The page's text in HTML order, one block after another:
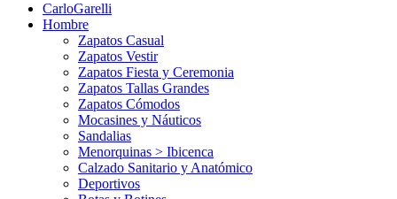
CarloGarelli
Hombre
Zapatos Casual
Zapatos Vestir
Zapatos Fiesta y Ceremonia
Zapatos Tallas Grandes
Zapatos Cómodos
Mocasines y Náuticos
Sandalias
Menorquinas > Ibicenca
Calzado Sanitario y Anatómico
Deportivos